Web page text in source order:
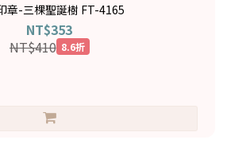
章-三棵聖誕樹 FT-4165
NT$353
NT$410 8.6折